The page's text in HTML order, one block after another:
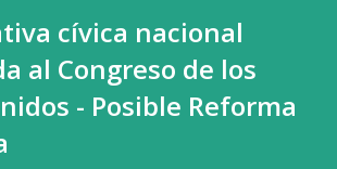
cívica nacional
al Congreso de los
- Posible Reforma